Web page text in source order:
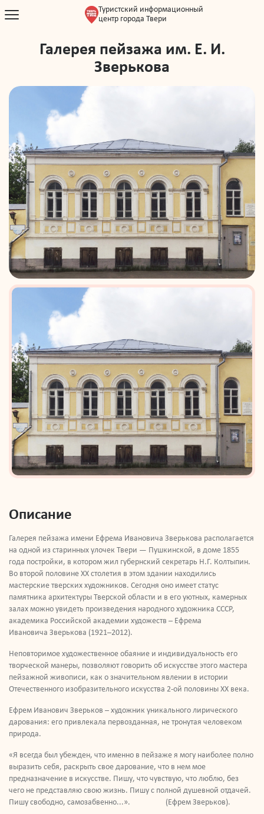
Туристский информационный
центр города Твери
Галерея пейзажа им. Е. И.
Зверькова
Описание
Галерея пейзажа имени Ефрема Ивановича Зверькова располагается
на одной из старинных улочек Твери — Пушкинской, в доме 1855
года постройки, в котором жил губернский секретарь Н.Г. Колтыпин.
Во второй половине ХХ столетия в этом здании находились
мастерские тверских художников. Сегодня оно имеет статус
памятника архитектуры Тверской области и в его уютных, камерных
залах можно увидеть произведения народного художника СССР,
академика Российской академии художеств – Ефрема
Ивановича Зверькова (1921–2012).
Неповторимое художественное обаяние и индивидуальность его
творческой манеры, позволяют говорить об искусстве этого мастера
пейзажной живописи, как о значительном явлении в истории
Отечественного изобразительного искусства 2-ой половины XX века.
Ефрем Иванович Зверьков – художник уникального лирического
дарования: его привлекала первозданная, не тронутая человеком
природа.
«Я всегда был убежден, что именно в пейзаже я могу наиболее полно
выразить себя, раскрыть свое дарование, что в нем мое
предназначение в искусстве. Пишу, что чувствую, что люблю, без
чего не представляю свою жизнь. Пишу с полной душевной отдачей.
Пишу свободно, самозабвенно...». (Ефрем Зверьков).